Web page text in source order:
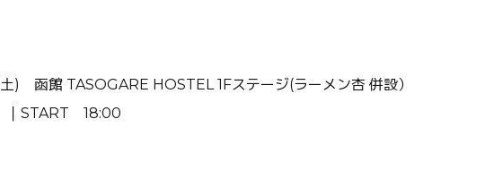
) 函館 TASOGARE HOSTEL 1Fステージ(ラーメン杏 併設）
START 18:00